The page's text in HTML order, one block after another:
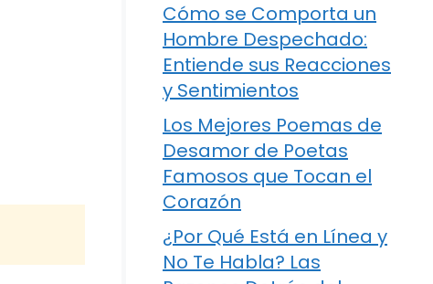
Cómo se Comporta un
Hombre Despechado:
Entiende sus Reacciones
y Sentimientos
Los Mejores Poemas de
Desamor de Poetas
Famosos que Tocan el
Corazón
¿Por Qué Está en Línea y
No Te Habla? Las